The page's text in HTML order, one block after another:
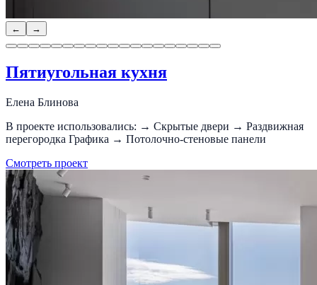
← →
Пятиугольная кухня
Елена Блинова
В проекте использовались: → Скрытые двери → Раздвижная
перегородка Графика → Потолочно-стеновые панели
Смотреть проект